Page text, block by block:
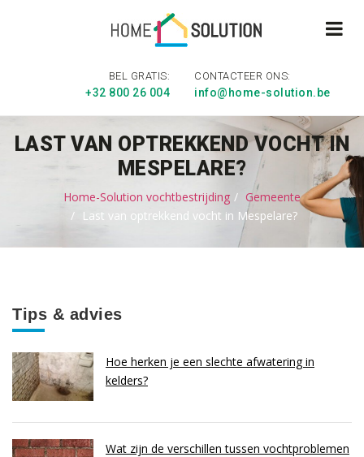
BEL GRATIS:
+32 800 26 004
CONTACTEER ONS:
info@home-solution.be
LAST VAN OPTREKKEND VOCHT IN
MESPELARE?
Home-Solution vochtbestrijding
Gemeente
Last van optrekkend vocht in Mespelare?
Tips & advies
Hoe herken je een slechte afwatering in
kelders?
Wat zijn de verschillen tussen vochtproblemen